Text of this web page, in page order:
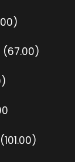
(67.00)